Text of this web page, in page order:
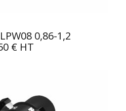
0,86-1,2
€ HT